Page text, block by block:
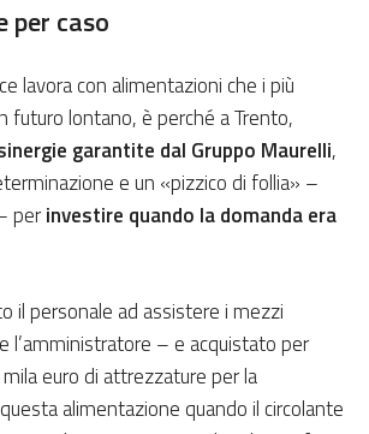
per caso
lavora con alimentazioni che i più
futuro lontano, è perché a Trento,
garantite dal Gruppo Maurelli,
e un «pizzico di follia» –
perinvestire quando la domanda era
il personale ad assistere i mezzi
l’amministratore – e acquistato per
euro di attrezzature per la
alimentazione quando il circolante